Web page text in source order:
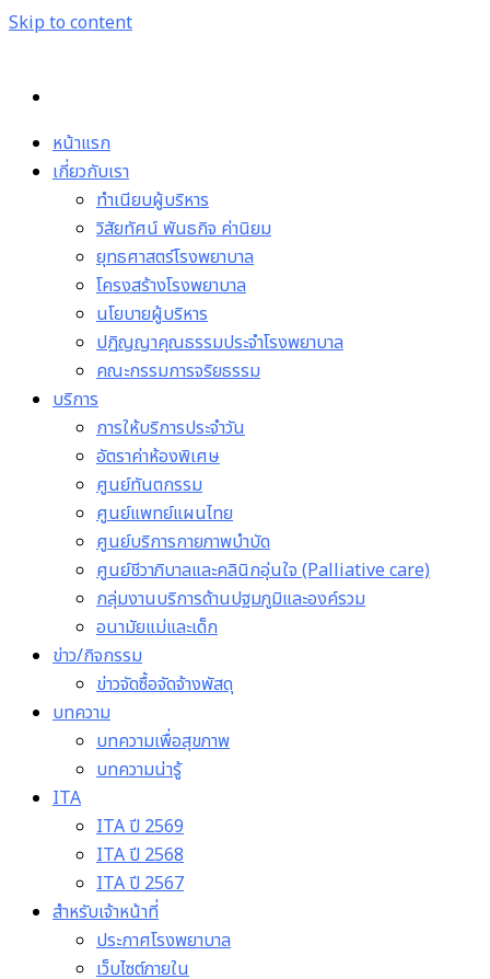
Skip to content
หน้าแรก
เกี่ยวกับเรา
ทำเนียบผู้บริหาร
วิสัยทัศน์ พันธกิจ ค่านิยม
ยุทธศาสตร์โรงพยาบาล
โครงสร้างโรงพยาบาล
นโยบายผู้บริหาร
ปฏิญญาคุณธรรมประจำโรงพยาบาล
คณะกรรมการจริยธรรม
บริการ
การให้บริการประจำวัน
อัตราค่าห้องพิเศษ
ศูนย์ทันตกรรม
ศูนย์แพทย์แผนไทย
ศูนย์บริการกายภาพบำบัด
ศูนย์ชีวาภิบาลและคลินิกอุ่นใจ (Palliative care)
กลุ่มงานบริการด้านปฐมภูมิและองค์รวม
อนามัยแม่และเด็ก
ข่าว/กิจกรรม
ข่าวจัดซื้อจัดจ้างพัสดุ
บทความ
บทความเพื่อสุขภาพ
บทความน่ารู้
ITA
ITA ปี 2569
ITA ปี 2568
ITA ปี 2567
สำหรับเจ้าหน้าที่
ประกาศโรงพยาบาล
เว็บไซต์ภายใน